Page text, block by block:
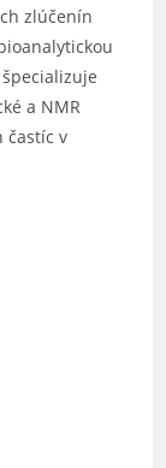
zlúčenín
a NMR
častíc v